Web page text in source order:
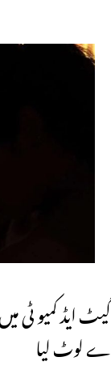
گیٹ ایڈ کمیو ٹی
ے لوٹ لیا